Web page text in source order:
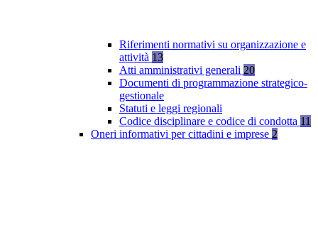
Riferimenti normativi su organizzazione e
attività 13
Atti amministrativi generali 20
Documenti di programmazione strategico-
gestionale
Statuti e leggi regionali
Codice disciplinare e codice di condotta 11
Oneri informativi per cittadini e imprese 2